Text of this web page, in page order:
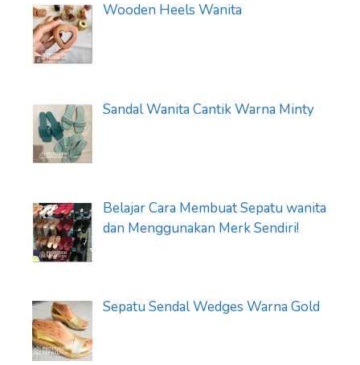
Wooden Heels Wanita
Sandal Wanita Cantik Warna Minty
Belajar Cara Membuat Sepatu wanita
dan Menggunakan Merk Sendiri!
Sepatu Sendal Wedges Warna Gold